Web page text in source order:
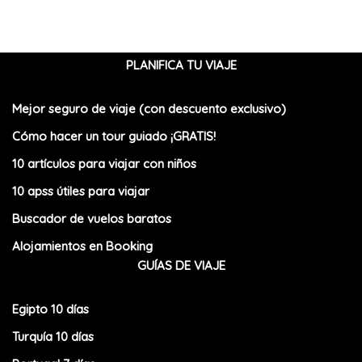
PLANIFICA TU VIAJE
Mejor seguro de viaje (con descuento exclusivo)
Cómo hacer un tour guiado ¡GRATIS!
10 artículos para viajar con niños
10 apss útiles para viajar
Buscador de vuelos baratos
Alojamientos en Booking
GUÍAS DE VIAJE
Egipto 10 días
Turquía 10 días